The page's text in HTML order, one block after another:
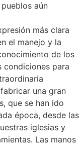
aún
más clara
el manejo y la
de los
condiciones para
una gran
que se han ido
época, desde las
iglesias y
Las manos